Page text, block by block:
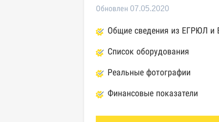
Обновлен 07.05.2020
Общие сведения из ЕГРЮЛ и
Список оборудования
Реальные фотографии
Финансовые показатели